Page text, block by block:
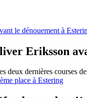
Eriksson
deux dernières courses